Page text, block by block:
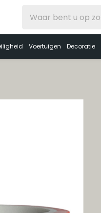
Voertuigen Decoratie